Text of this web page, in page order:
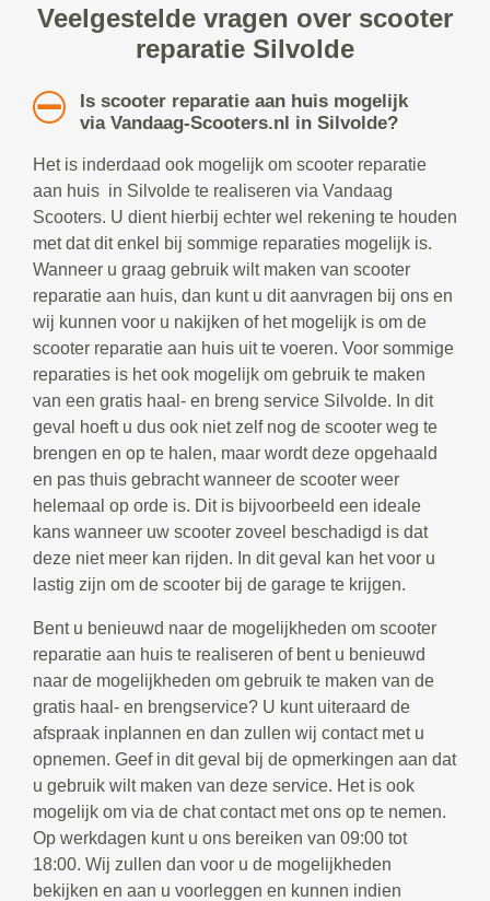
Veelgestelde vragen over scooter
reparatie Silvolde
Is scooter reparatie aan huis mogelijk
via Vandaag-Scooters.nl in Silvolde?
Het is inderdaad ook mogelijk om scooter reparatie
aan huis in Silvolde te realiseren via Vandaag
Scooters. U dient hierbij echter wel rekening te houden
met dat dit enkel bij sommige reparaties mogelijk is.
Wanneer u graag gebruik wilt maken van scooter
reparatie aan huis, dan kunt u dit aanvragen bij ons en
wij kunnen voor u nakijken of het mogelijk is om de
scooter reparatie aan huis uit te voeren. Voor sommige
reparaties is het ook mogelijk om gebruik te maken
van een gratis haal- en breng service Silvolde. In dit
geval hoeft u dus ook niet zelf nog de scooter weg te
brengen en op te halen, maar wordt deze opgehaald
en pas thuis gebracht wanneer de scooter weer
helemaal op orde is. Dit is bijvoorbeeld een ideale
kans wanneer uw scooter zoveel beschadigd is dat
deze niet meer kan rijden. In dit geval kan het voor u
lastig zijn om de scooter bij de garage te krijgen.
Bent u benieuwd naar de mogelijkheden om scooter
reparatie aan huis te realiseren of bent u benieuwd
naar de mogelijkheden om gebruik te maken van de
gratis haal- en brengservice? U kunt uiteraard de
afspraak inplannen en dan zullen wij contact met u
opnemen. Geef in dit geval bij de opmerkingen aan dat
u gebruik wilt maken van deze service. Het is ook
mogelijk om via de chat contact met ons op te nemen.
Op werkdagen kunt u ons bereiken van 09:00 tot
18:00. Wij zullen dan voor u de mogelijkheden
bekijken en aan u voorleggen en kunnen indien